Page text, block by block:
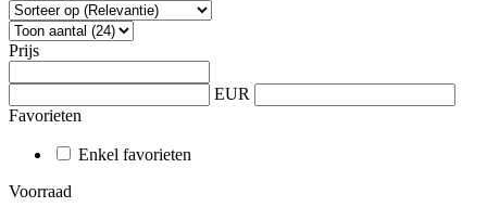
Prijs
EUR
Favorieten
Enkel favorieten
Voorraad